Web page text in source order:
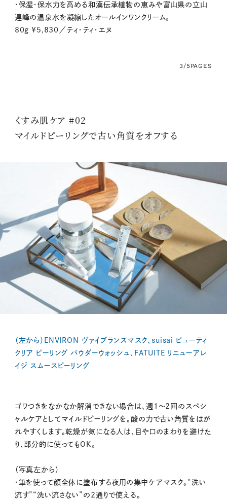
・保湿・保水力を高める和漢伝承植物の恵みや富山県の立山
連峰の温泉水を凝縮したオールインワンクリーム。
80g ¥5,830／ティ・ティ・エヌ
3/5PAGES
くすみ肌ケア #02
マイルドピーリングで古い角質をオフする
（左から）ENVIRON ヴァイブランスマスク、suisai ビューティ
クリア ピーリング パウダーウォッシュ、FATUITE リニューアレ
イジ スムースピーリング
ゴワつきをなかなか解消できない場合は、週1〜2回のスペシ
ャルケアとしてマイルドピーリングを。酸の力で古い角質をはが
れやすくします。乾燥が気になる人は、目や口のまわりを避けた
り、部分的に使ってもOK。
（写真左から）
・筆を使って顔全体に塗布する夜用の集中ケアマスク。“洗い
流す”“洗い流さない”の2通りで使える。